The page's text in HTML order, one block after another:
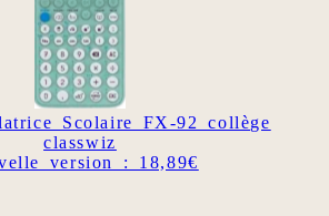
Scolaire FX-92 collège
classwiz
version : 18,89€